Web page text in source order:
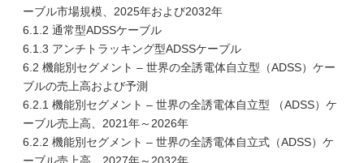
ーブル市場規模、2025年および2032年
6.1.2 通常型ADSSケーブル
6.1.3 アンチトラッキング型ADSSケーブル
6.2 機能別セグメント – 世界の全誘電体自立型（ADSS）ケー
ブルの売上高および予測
6.2.1 機能別セグメント – 世界の全誘電体自立型 （ADSS）ケ
ーブル売上高、2021年～2026年
6.2.2 機能別セグメント – 世界の全誘電体自立式（ADSS）ケ